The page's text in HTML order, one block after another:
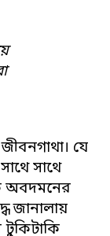
যে
সাথে
অবদমনের
জানালায়
টুকিটাকি